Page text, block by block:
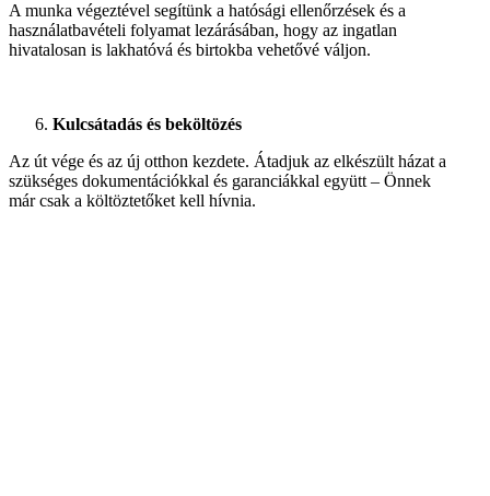
A munka végeztével segítünk a hatósági ellenőrzések és a
használatbavételi folyamat lezárásában, hogy az ingatlan
hivatalosan is lakhatóvá és birtokba vehetővé váljon.
Kulcsátadás és beköltözés
Az út vége és az új otthon kezdete. Átadjuk az elkészült házat a
szükséges dokumentációkkal és garanciákkal együtt – Önnek
már csak a költöztetőket kell hívnia.